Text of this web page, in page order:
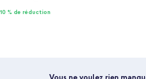
10 % de réduction